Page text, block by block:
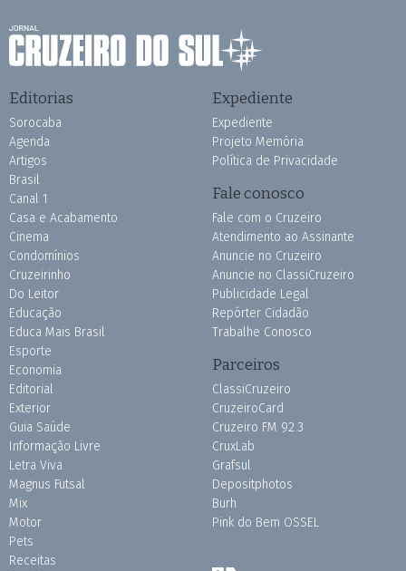
Editorias
Sorocaba
Agenda
Artigos
Brasil
Canal 1
Casa e Acabamento
Cinema
Condomínios
Cruzeirinho
Do Leitor
Educação
Educa Mais Brasil
Esporte
Economia
Editorial
Exterior
Guia Saúde
Informação Livre
Letra Viva
Magnus Futsal
Mix
Motor
Pets
Receitas
Expediente
Expediente
Projeto Memória
Política de Privacidade
Fale conosco
Fale com o Cruzeiro
Atendimento ao Assinante
Anuncie no Cruzeiro
Anuncie no ClassiCruzeiro
Publicidade Legal
Repórter Cidadão
Trabalhe Conosco
Parceiros
ClassiCruzeiro
CruzeiroCard
Cruzeiro FM 92.3
CruxLab
Grafsul
Depositphotos
Burh
Pink do Bem OSSEL